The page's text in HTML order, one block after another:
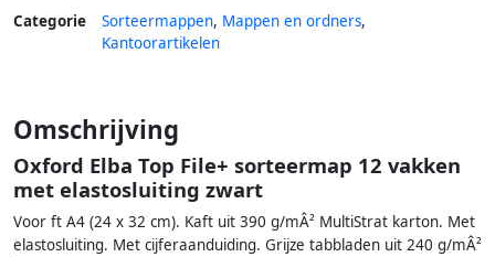
Categorie Sorteermappen, Mappen en ordners,
Kantoorartikelen
Omschrijving
Oxford Elba Top File+ sorteermap 12 vakken
met elastosluiting zwart
Voor ft A4 (24 x 32 cm). Kaft uit 390 g/mÂ² MultiStrat karton. Met
elastosluiting. Met cijferaanduiding. Grijze tabbladen uit 240 g/mÂ²